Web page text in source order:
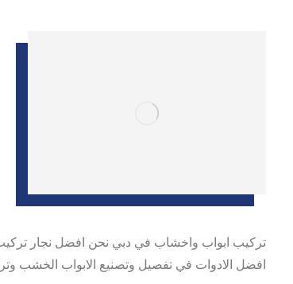
تركيب ابواب واخشاب في دبي نحن افضل نجار
افضل الادوات في تفصيل وتصنيع الابواب الخشب